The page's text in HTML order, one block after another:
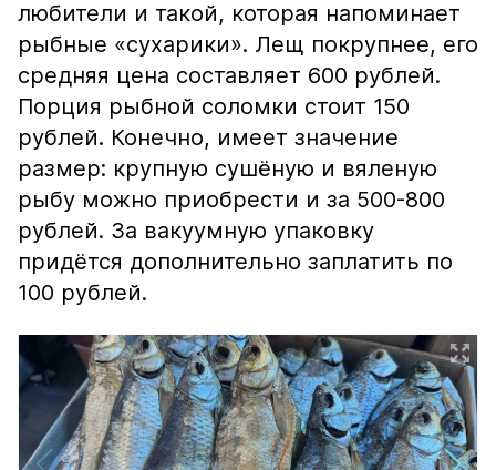
любители и такой, которая напоминает
рыбные «сухарики». Лещ покрупнее, его
средняя цена составляет 600 рублей.
Порция рыбной соломки стоит 150
рублей. Конечно, имеет значение
размер: крупную сушёную и вяленую
рыбу можно приобрести и за 500-800
рублей. За вакуумную упаковку
придётся дополнительно заплатить по
100 рублей.